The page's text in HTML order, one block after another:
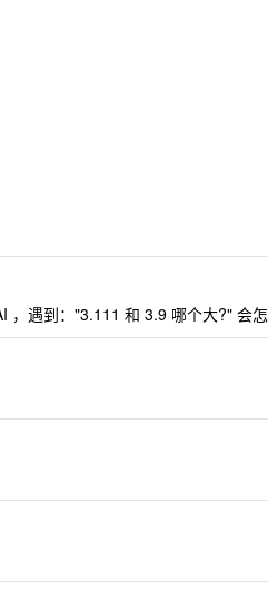
，遇到："3.111 和 3.9 哪个大?" 会